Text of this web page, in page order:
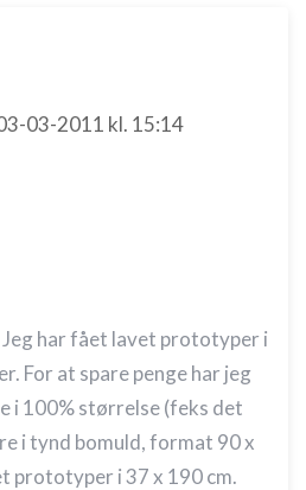
03-2011 kl. 15:14
har fået lavet prototyper i
For at spare penge har jeg
i 100% størrelse (feks det
i tynd bomuld, format 90 x
prototyper i 37 x 190 cm.